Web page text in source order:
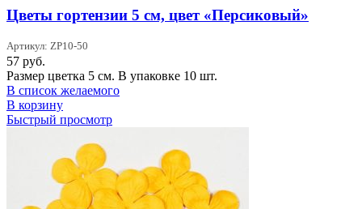
Цветы гортензии 5 см, цвет «Персиковый»
Артикул: ZP10-50
57 руб.
Размер цветка 5 см. В упаковке 10 шт.
В список желаемого
В корзину
Быстрый просмотр